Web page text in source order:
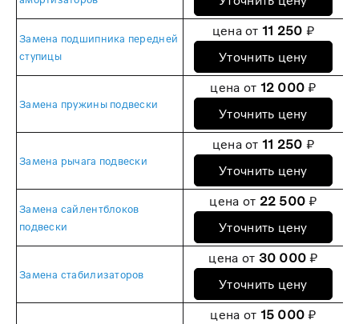
Замена подшипника передней
ступицы
цена от 11 250 ₽
Уточнить цену
Замена пружины подвески
цена от 12 000 ₽
Уточнить цену
Замена рычага подвески
цена от 11 250 ₽
Уточнить цену
Замена сайлентблоков
подвески
цена от 22 500 ₽
Уточнить цену
Замена стабилизаторов
цена от 30 000 ₽
Уточнить цену
цена от 15 000 ₽